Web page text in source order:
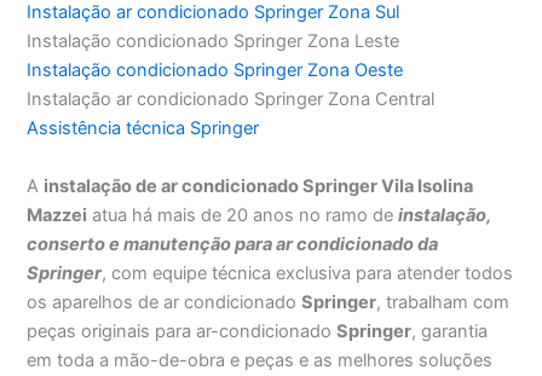
Instalação ar condicionado Springer Zona Sul
Instalação condicionado Springer Zona Leste
Instalação condicionado Springer Zona Oeste
Instalação ar condicionado Springer Zona Central
Assistência técnica Springer
A instalação de ar condicionado Springer Vila Isolina
Mazzei atua há mais de 20 anos no ramo deinstalação,
conserto e manutenção para ar condicionado da
Springer, com equipe técnica exclusiva para atender todos
os aparelhos de ar condicionadoSpringer, trabalham com
peças originais para ar-condicionadoSpringer, garantia
em toda a mão-de-obra e peças e as melhores soluções